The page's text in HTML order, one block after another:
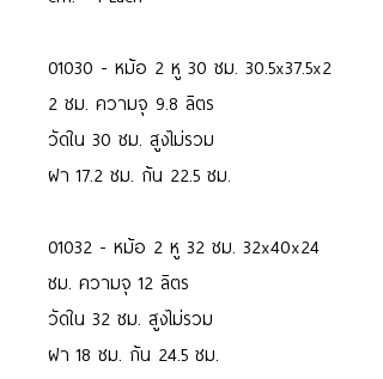
01030 - หม้อ 2 หู 30 ซม. 30.5x37.5x2
2 ซม. ความจุ 9.8 ลิตร
วัดใน 30 ซม. สูงไม่รวม
ฝา 17.2 ซม. ก้น 22.5 ซม.
01032 - หม้อ 2 หู 32 ซม. 32x40x24
ซม. ความจุ 12 ลิตร
วัดใน 32 ซม. สูงไม่รวม
ฝา 18 ซม. ก้น 24.5 ซม.